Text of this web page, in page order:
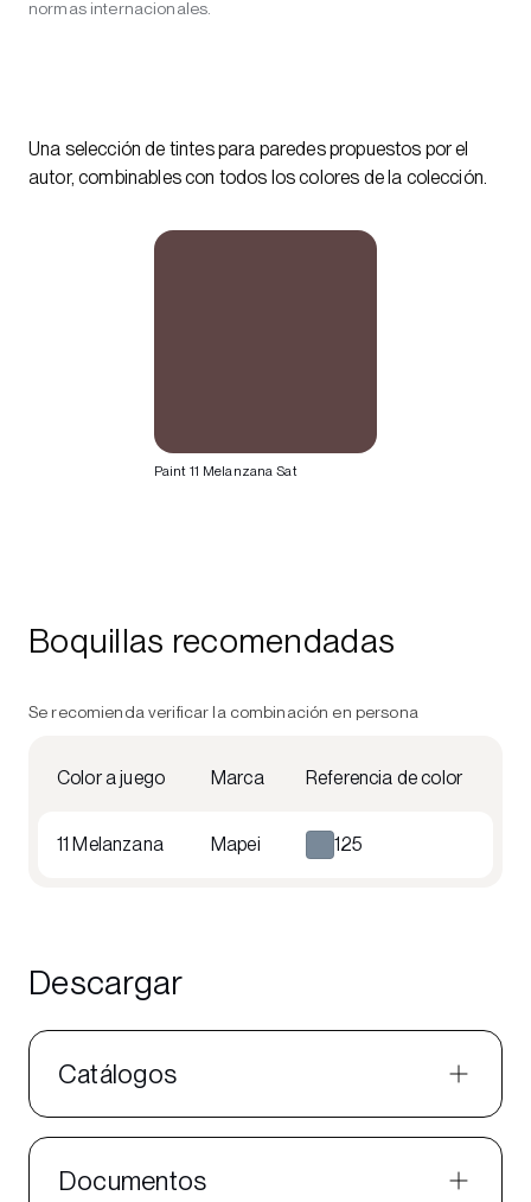
normas internacionales.
Una selección de tintes para paredes propuestos por el
autor, combinables con todos los colores de la colección.
Paint 11 Melanzana Sat
Boquillas recomendadas
Se recomienda verificar la combinación en persona
Color a juego Marca Referencia de color
11 Melanzana Mapei 125
Descargar
Catálogos
Documentos